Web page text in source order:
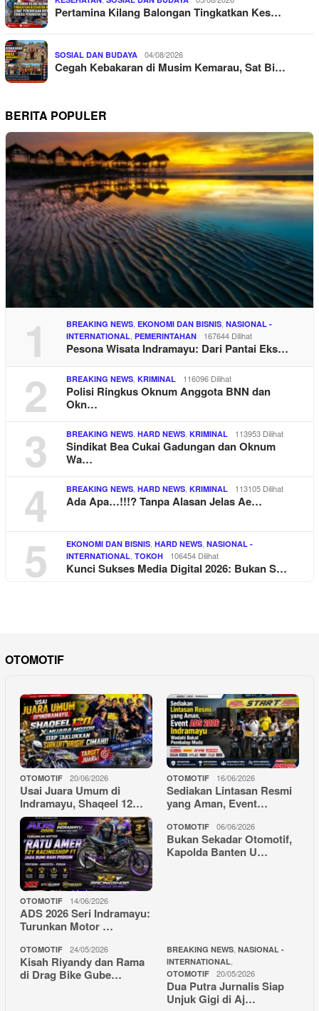
Pertamina Kilang Balongan Tingkatkan Kes…
SOSIAL DAN BUDAYA 04/08/2026
Cegah Kebakaran di Musim Kemarau, Sat Bi…
BERITA POPULER
1 BREAKING NEWS EKONOMI DAN BISNIS NASIONAL -
INTERNATIONAL PEMERINTAHAN 167644 Dilihat
Pesona Wisata Indramayu: Dari Pantai Eks…
2 BREAKING NEWS KRIMINAL 116096 Dilihat
Polisi Ringkus Oknum Anggota BNN dan
Okn…
3 BREAKING NEWS HARD NEWS KRIMINAL 113953 Dilihat
Sindikat Bea Cukai Gadungan dan Oknum
Wa…
4 BREAKING NEWS HARD NEWS KRIMINAL 113105 Dilihat
Ada Apa…!!!? Tanpa Alasan Jelas Ae…
5 EKONOMI DAN BISNIS HARD NEWS NASIONAL -
INTERNATIONAL TOKOH 106454 Dilihat
Kunci Sukses Media Digital 2026: Bukan S…
OTOMOTIF
OTOMOTIF 20/06/2026
Usai Juara Umum di
Indramayu, Shaqeel 12…
OTOMOTIF 16/06/2026
Sediakan Lintasan Resmi
yang Aman, Event…
OTOMOTIF 14/06/2026
ADS 2026 Seri Indramayu:
Turunkan Motor …
OTOMOTIF 06/06/2026
Bukan Sekadar Otomotif,
Kapolda Banten U…
OTOMOTIF 24/05/2026
Kisah Riyandy dan Rama
di Drag Bike Gube…
BREAKING NEWS NASIONAL -
INTERNATIONAL
OTOMOTIF 20/05/2026
Dua Putra Jurnalis Siap
Unjuk Gigi di Aj…